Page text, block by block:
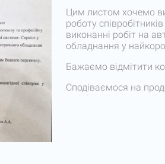
Цим листом хочемо
роботу
виконанні робіт на
обладнання у
Бажаємо відмітити
Сподіваємося на
майбутніх проектах.